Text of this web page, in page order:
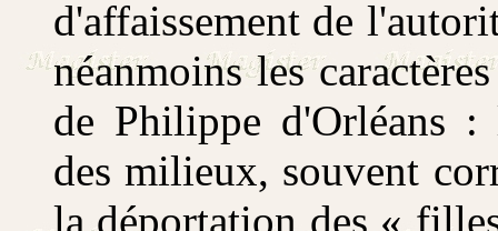
d'affaissement de
néanmoins les
de Philippe d'Orléans :
des milieux, souvent
la déportation des «